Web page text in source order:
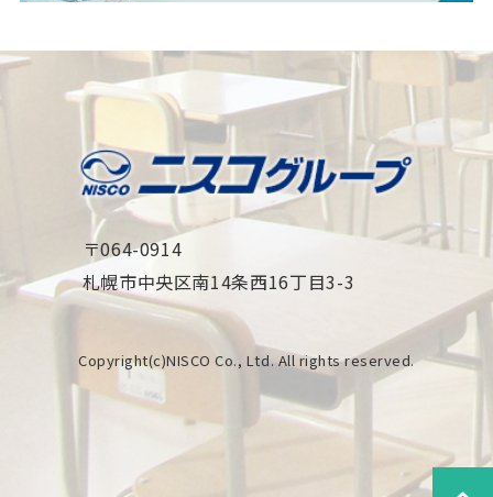
〒064-0914
札幌市中央区南14条西16丁目3-3
Copyright(c)NISCO Co., Ltd. All rights reserved.